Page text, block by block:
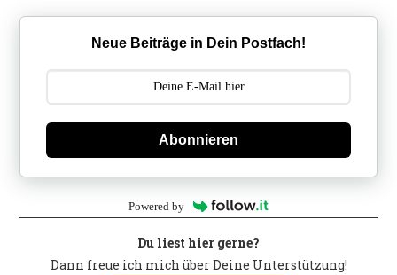
Neue Beiträge in Dein Postfach!
Abonnieren
Powered by
Du liest hier gerne?
Dann freue ich mich über Deine Unterstützung!